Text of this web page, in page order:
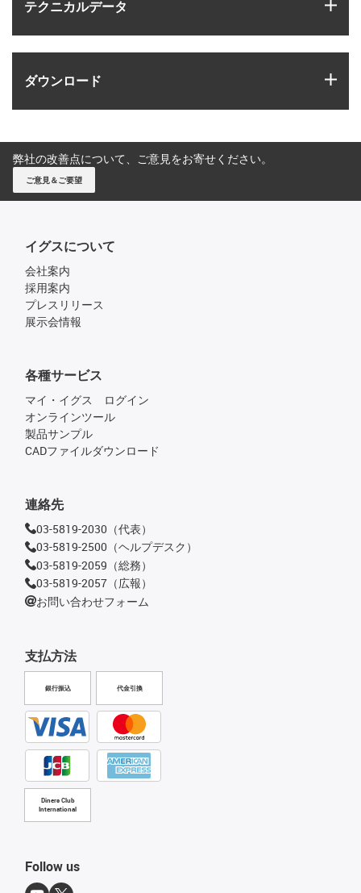
テクニカルデータ
ダウンロード
弊社の改善点について、ご意見をお寄せください。
ご意見＆ご要望
イグスについて
会社案内
採用案内
プレスリリース
展示会情報
支払方法
銀行振込 代金引換
Diners Club
International
各種サービス
マイ・イグス ログイン
オンラインツール
製品サンプル
CADファイルダウンロード
連絡先
03-5819-2030（代表）
03-5819-2500（ヘルプデスク）
03-5819-2059（総務）
03-5819-2057（広報）
お問い合わせフォーム
Follow us